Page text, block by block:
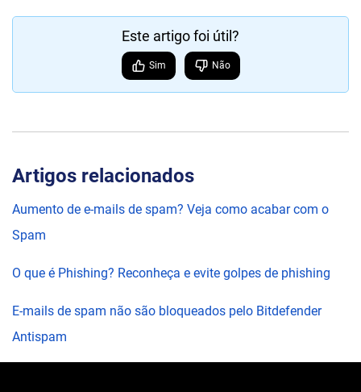
Este artigo foi útil?
Sim Não
Artigos relacionados
Aumento de e-mails de spam? Veja como acabar com o
Spam
O que é Phishing? Reconheça e evite golpes de phishing
E-mails de spam não são bloqueados pelo Bitdefender
Antispam